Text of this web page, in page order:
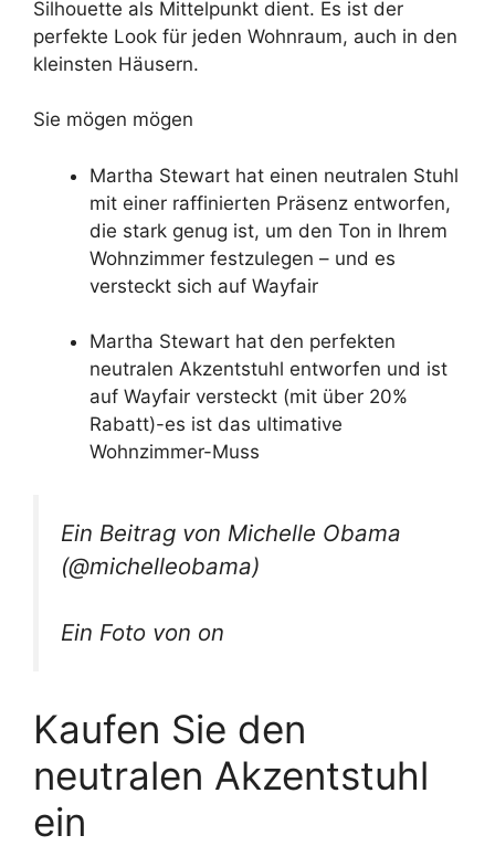
Silhouette als Mittelpunkt dient. Es ist der
perfekte Look für jeden Wohnraum, auch in den
kleinsten Häusern.
Sie mögen mögen
Martha Stewart hat einen neutralen Stuhl
mit einer raffinierten Präsenz entworfen,
die stark genug ist, um den Ton in Ihrem
Wohnzimmer festzulegen – und es
versteckt sich auf Wayfair
Martha Stewart hat den perfekten
neutralen Akzentstuhl entworfen und ist
auf Wayfair versteckt (mit über 20%
Rabatt)-es ist das ultimative
Wohnzimmer-Muss
Ein Beitrag von Michelle Obama
(@michelleobama)
Ein Foto von on
Kaufen Sie den
neutralen Akzentstuhl
ein